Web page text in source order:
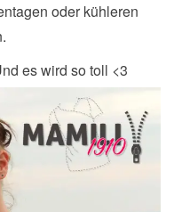
oder kühleren
es wird so toll <3